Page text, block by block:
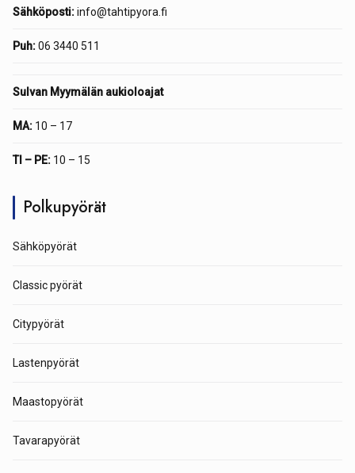
Sähköposti:info@tahtipyora.fi
Puh:06 3440 511
Sulvan Myymälän aukioloajat
MA: 10 – 17
TI – PE: 10 – 15
Polkupyörät
Sähköpyörät
Classic pyörät
Citypyörät
Lastenpyörät
Maastopyörät
Tavarapyörät